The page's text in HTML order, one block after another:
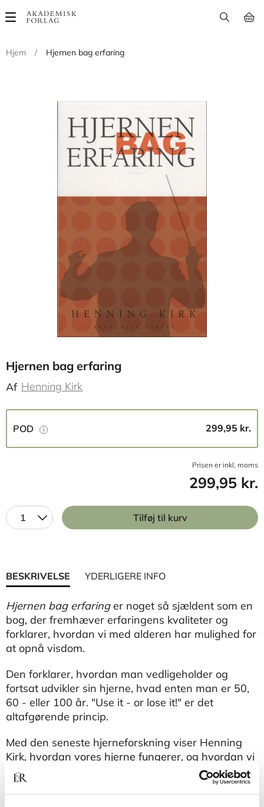
Main
Hjem
/ Hjernen bag erfaring
Hjernen bag erfaring
Af Henning Kirk
POD 299,95 kr.
Prisen er inkl, moms
299,95 kr.
1 Tilføj til kurv
BESKRIVELSE YDERLIGERE INFO
Hjernen bag erfaringer noget så sjældent som en
bog, der fremhæver erfaringens kvaliteter og
forklarer, hvordan vi med alderen har mulighed for
at opnå visdom.
Den forklarer, hvordan man vedligeholder og
fortsat udvikler sin hjerne, hvad enten man er 50,
60 - eller 100 år. "Use it - or lose it!" er det
altafgørende princip.
Med den seneste hjerneforskning viser Henning
Kirk, hvordan vores hjerne fungerer, og hvordan vi
gennem alsidige aktiviteter kan holde den
spændstig og levende - også når vi bliver ældre.
Hjernen fungerer som resten af kroppen - den har